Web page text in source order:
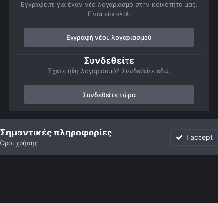
Εγγραφείτε για έναν νέο λογαριασμό στην κοινότητά μας.
Είναι εύκολο!.
Εγγραφή νέου λογαριασμού
Συνδεθείτε
Έχετε ήδη λογαριασμό? Συνδεθείτε εδώ.
Συνδεθείτε τώρα
Αρχή Αστροφωτογραφίες Τηλεσκόπια και Εξοπλισμός
Σημαντικές πληροφορίες
Όροι χρήσης
I accept
Forum